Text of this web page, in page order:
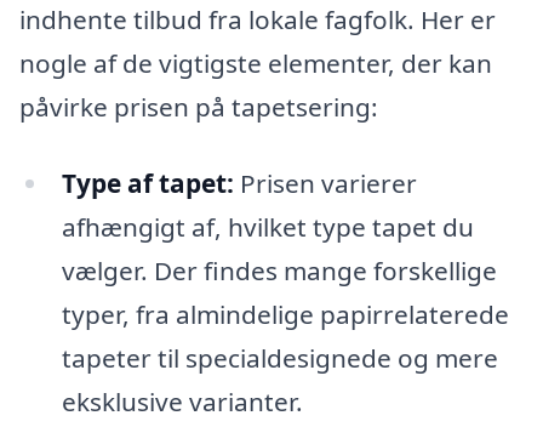
indhente tilbud fra lokale fagfolk. Her er
nogle af de vigtigste elementer, der kan
påvirke prisen på tapetsering:
Type af tapet: Prisen varierer
afhængigt af, hvilket type tapet du
vælger. Der findes mange forskellige
typer, fra almindelige papirrelaterede
tapeter til specialdesignede og mere
eksklusive varianter.